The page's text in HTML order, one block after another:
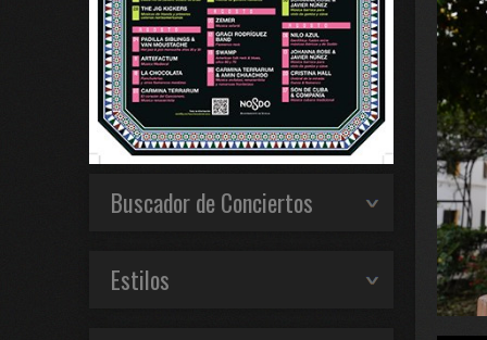
Buscador de Conciertos
Estilos